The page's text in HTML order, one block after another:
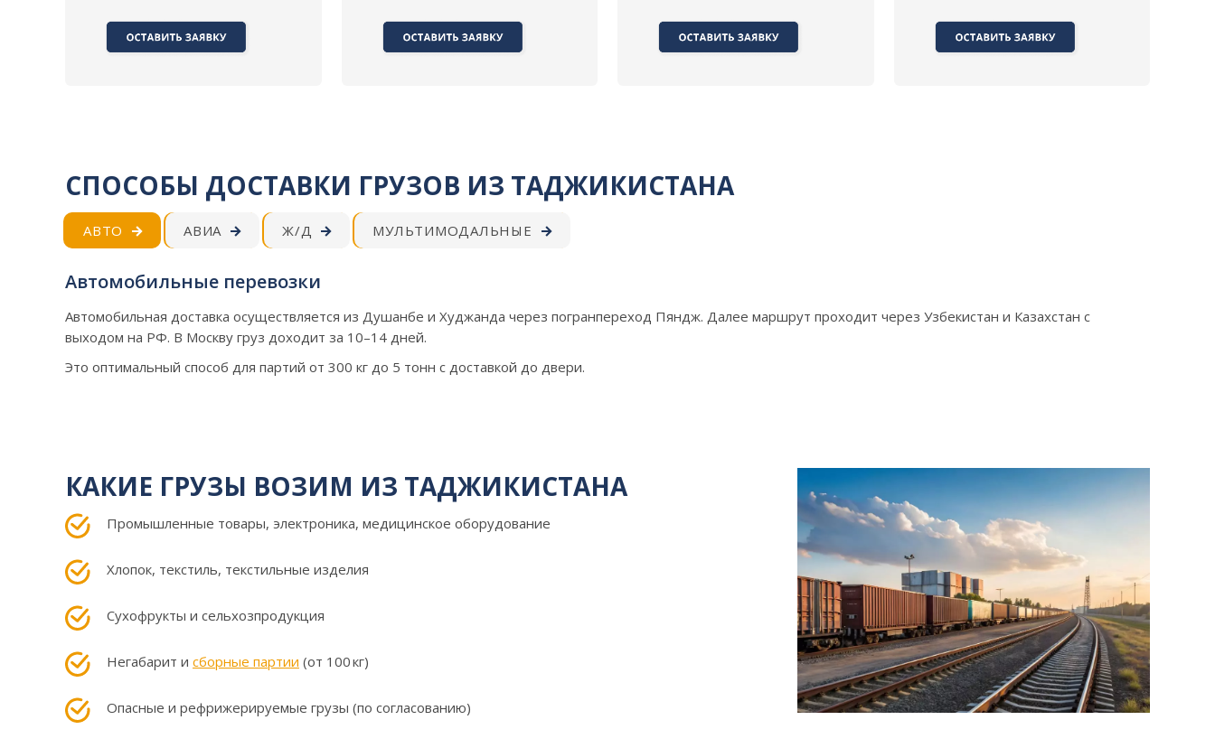
СПОСОБЫ ДОСТАВКИ ГРУЗОВ ИЗ ТАДЖИКИСТАНА
АВТО АВИА Ж/Д МУЛЬТИМОДАЛЬНЫЕ
Автомобильные перевозки
Автомобильная доставка осуществляется из Душанбе и Худжанда через погранпереход Пяндж. Далее маршрут проходит через Узбекистан и Казахстан с
выходом на РФ. В Москву груз доходит за 10–14 дней.
Это оптимальный способ для партий от 300 кг до 5 тонн с доставкой до двери.
КАКИЕ ГРУЗЫ ВОЗИМ ИЗ ТАДЖИКИСТАНА
Промышленные товары, электроника, медицинское оборудование
Хлопок, текстиль, текстильные изделия
Сухофрукты и сельхозпродукция
Негабарит и сборные партии (от 100 кг)
Опасные и рефрижерируемые грузы (по согласованию)